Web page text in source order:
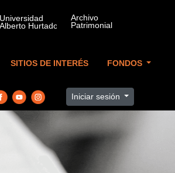
SITIOS DE INTERÉS FONDOS
Iniciar sesión